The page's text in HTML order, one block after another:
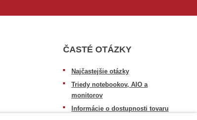
ČASTÉ OTÁZKY
Najčastejšie otázky
Triedy notebookov, AIO a
monitorov
Informácie o dostupnosti tovaru